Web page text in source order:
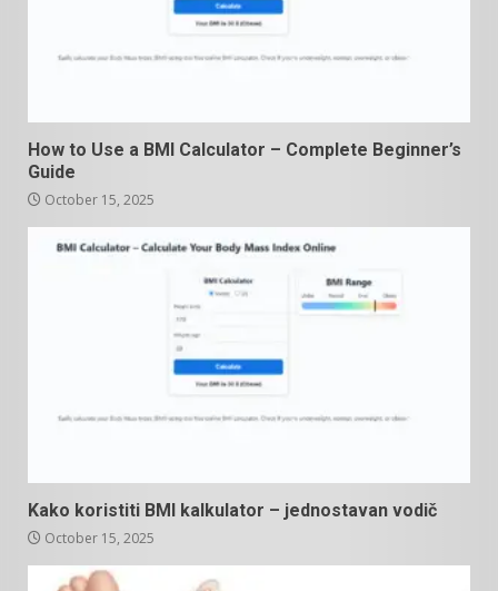
How to Use a BMI Calculator – Complete Beginner’s
Guide
October 15, 2025
Kako koristiti BMI kalkulator – jednostavan vodič
October 15, 2025